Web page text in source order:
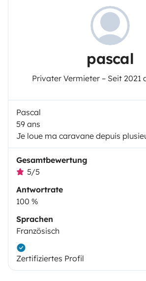
pascal
Privater Vermieter – Seit 2021
Pascal
59 ans
Je loue ma caravane depuis
Gesamtbewertung
5/5
Antwortrate
100 %
Sprachen
Französisch
Zertifiziertes Profil